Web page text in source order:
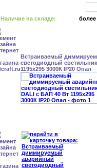
Наличие на складе: более
Встраиваемый
светодиодный
1195x295 3000К IP20 Опал